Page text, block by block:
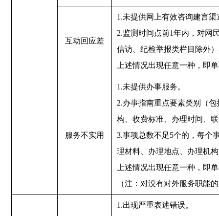
互动回应差
1.未提供网上有效咨询建言
2.监测时间点前1年内，对网
信访、纪检举报类栏目除外
上述情况出现任意一种，即
服务不实用
1.未提供办事服务。
2.办事指南重点要素类别（
构、收费标准、办理时间、
3.事项总数不足5个的，每个
理材料、办理地点、办理机
上述情况出现任意一种，即
（注：对没有对外服务职能
1.出现严重表述错误。